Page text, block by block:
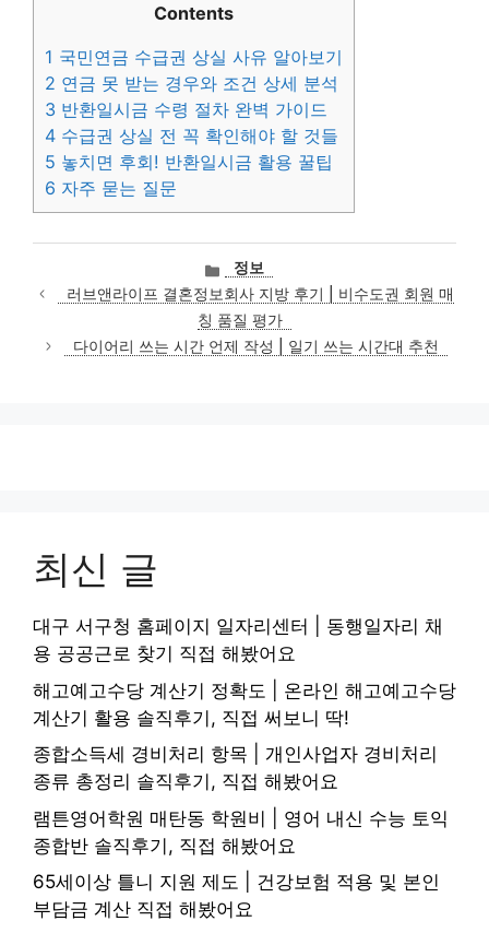
Contents
1 국민연금 수급권 상실 사유 알아보기
2 연금 못 받는 경우와 조건 상세 분석
3 반환일시금 수령 절차 완벽 가이드
4 수급권 상실 전 꼭 확인해야 할 것들
5 놓치면 후회! 반환일시금 활용 꿀팁
6 자주 묻는 질문
카
테
고
리
정보
러브앤라이프 결혼정보회사 지방 후기 | 비수도권 회원 매
칭 품질 평가
다이어리 쓰는 시간 언제 작성 | 일기 쓰는 시간대 추천
최신 글
대구 서구청 홈페이지 일자리센터 | 동행일자리 채
용 공공근로 찾기 직접 해봤어요
해고예고수당 계산기 정확도 | 온라인 해고예고수당
계산기 활용 솔직후기, 직접 써보니 딱!
종합소득세 경비처리 항목 | 개인사업자 경비처리
종류 총정리 솔직후기, 직접 해봤어요
램튼영어학원 매탄동 학원비 | 영어 내신 수능 토익
종합반 솔직후기, 직접 해봤어요
65세이상 틀니 지원 제도 | 건강보험 적용 및 본인
부담금 계산 직접 해봤어요